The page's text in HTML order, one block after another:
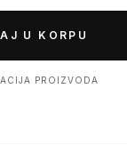
U KORPU
PROIZVODA